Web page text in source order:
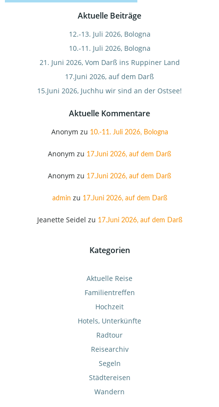
Aktuelle Beiträge
12.-13. Juli 2026, Bologna
10.-11. Juli 2026, Bologna
21. Juni 2026, Vom Darß ins Ruppiner Land
17.Juni 2026, auf dem Darß
15.Juni 2026, Juchhu wir sind an der Ostsee!
Aktuelle Kommentare
Anonym zu 10.-11. Juli 2026, Bologna
Anonym zu 17.Juni 2026, auf dem Darß
Anonym zu 17.Juni 2026, auf dem Darß
admin zu 17.Juni 2026, auf dem Darß
Jeanette Seidel zu 17.Juni 2026, auf dem Darß
Kategorien
Aktuelle Reise
Familientreffen
Hochzeit
Hotels, Unterkünfte
Radtour
Reisearchiv
Segeln
Städtereisen
Wandern